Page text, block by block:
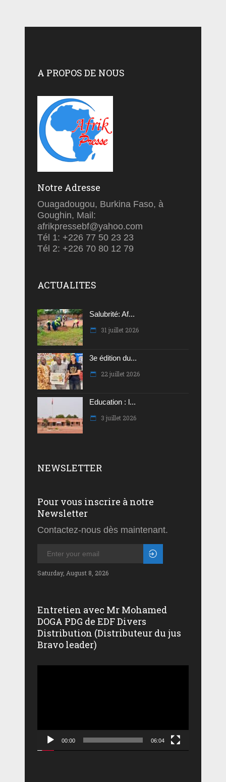
A PROPOS DE NOUS
Notre Adresse
Ouagadougou, Burkina Faso, à
Goughin, Mail:
afrikpressebf@yahoo.com
Tél 1: +226 77 50 23 23
Tél 2: +226 70 80 12 79
ACTUALITES
Salubrité: Af...
31 juillet 2026
3e édition du...
22 juillet 2026
Education : l...
3 juillet 2026
NEWSLETTER
Pour vous inscrire à notre
Newsletter
Contactez-nous dès maintenant.
Saturday, August 8, 2026
Entretien avec Mr Mohamed
DOGA PDG de EDF Divers
Distribution (Distributeur du jus
Bravo leader)
00:00 06:04